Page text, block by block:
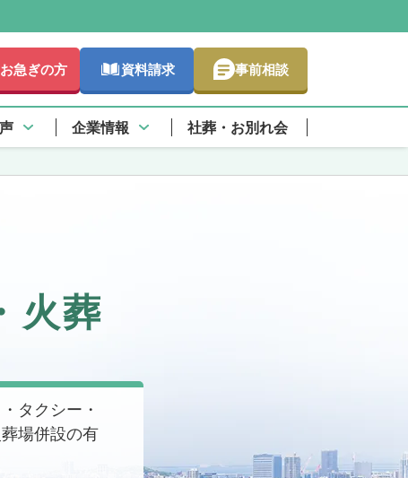
お急ぎの方 資料請求 事前相談
企業情報 社葬・お別れ会
火葬
タクシー・
場併設の有